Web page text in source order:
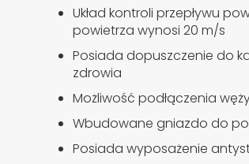
Układ kontroli przepływu
powietrza wynosi 20 m/s
Posiada dopuszczenie do
zdrowia
Możliwość podłączenia
Wbudowane gniazdo do
Posiada wyposażenie